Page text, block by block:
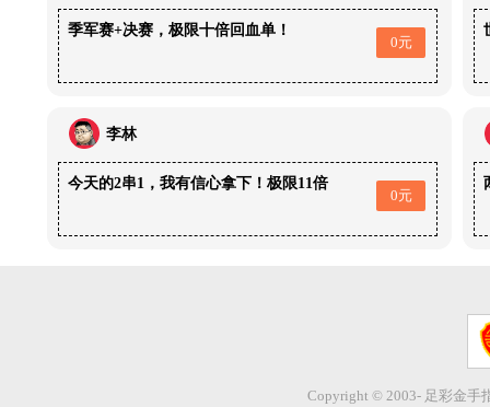
季军赛+决赛，极限十倍回血单！
0元
李林
今天的2串1，我有信心拿下！极限11倍
0元
Copyright © 2003- 足彩金手